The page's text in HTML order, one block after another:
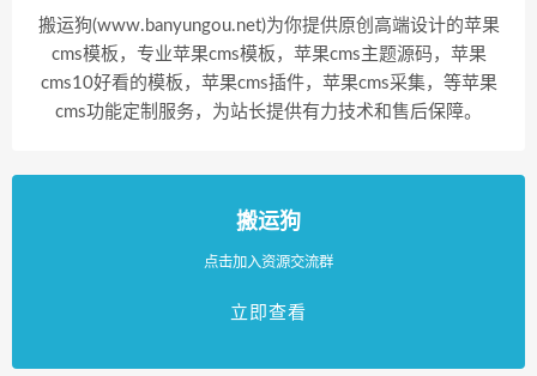
搬运狗(www.banyungou.net)为你提供原创高端设计的苹果
cms模板，专业苹果cms模板，苹果cms主题源码，苹果
cms10好看的模板，苹果cms插件，苹果cms采集，等苹果
cms功能定制服务，为站长提供有力技术和售后保障。
搬运狗
点击加入资源交流群
立即查看